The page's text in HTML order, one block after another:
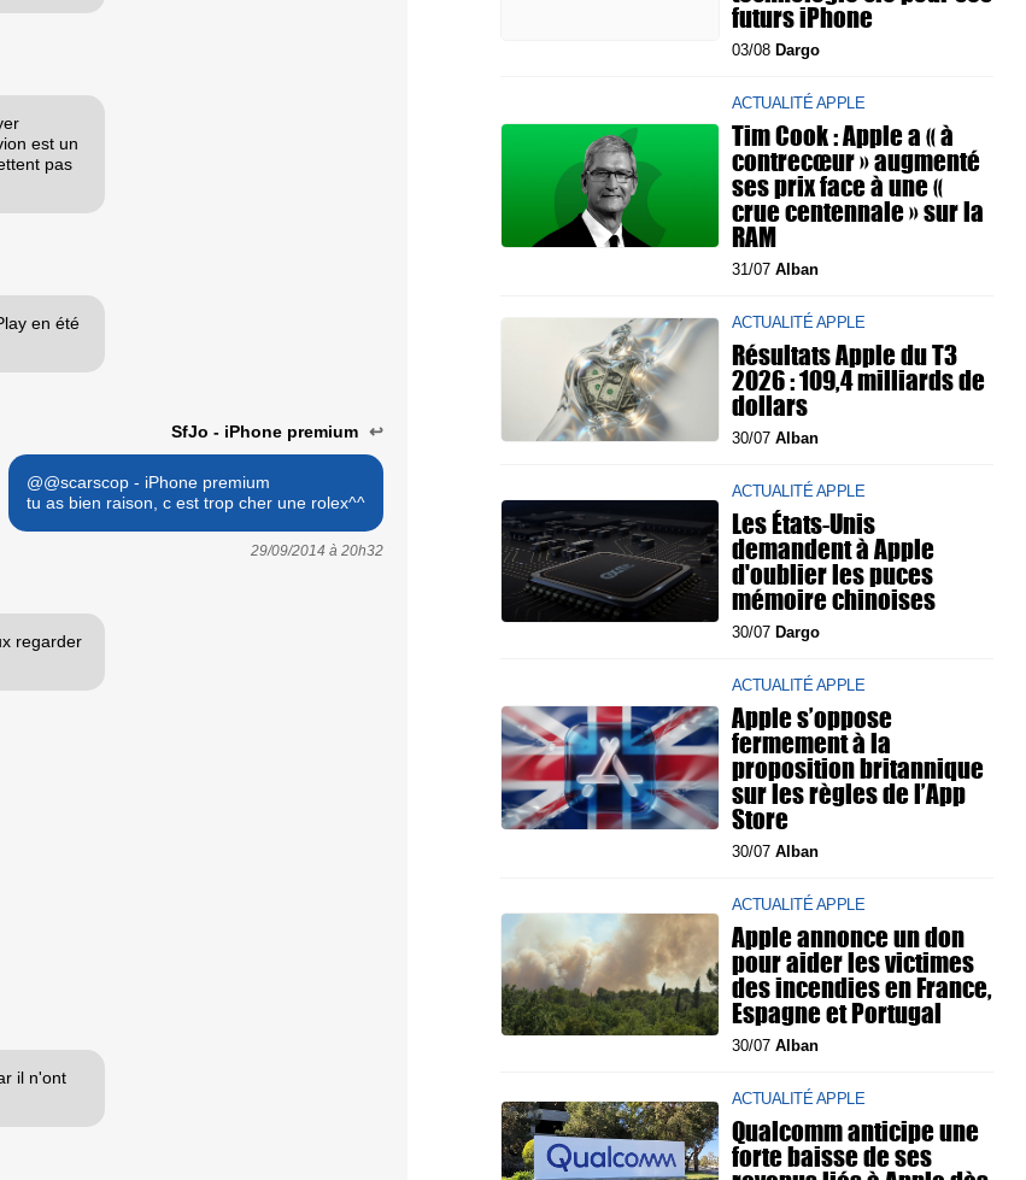
est un
pas
en été
SfJo - iPhone premium ↩
@@scarscop - iPhone premium
tu as bien raison, c est trop cher une rolex^^
29/09/2014 à 20h32
regarder
il n'ont
futurs iPhone
03/08 Dargo
ACTUALITÉ APPLE
Tim Cook : Apple a « à
contrecœur » augmenté
ses prix face à une «
crue centennale » sur la
RAM
31/07 Alban
ACTUALITÉ APPLE
Résultats Apple du T3
2026 : 109,4 milliards de
dollars
30/07 Alban
ACTUALITÉ APPLE
Les États-Unis
demandent à Apple
d'oublier les puces
mémoire chinoises
30/07 Dargo
ACTUALITÉ APPLE
Apple s’oppose
fermement à la
proposition britannique
sur les règles de l’App
Store
30/07 Alban
ACTUALITÉ APPLE
Apple annonce un don
pour aider les victimes
des incendies en France,
Espagne et Portugal
30/07 Alban
ACTUALITÉ APPLE
Qualcomm anticipe une
forte baisse de ses